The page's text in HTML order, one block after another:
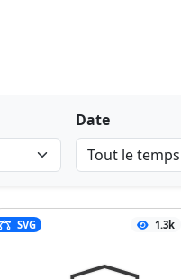
Date
SVG 1.3k